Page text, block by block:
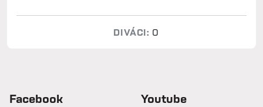
DIVÁCI: 0
Facebook Youtube